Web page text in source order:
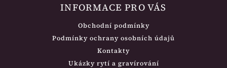
INFORMACE PRO VÁS
Obchodní podmínky
Podmínky ochrany osobních údajů
Kontakty
Ukázky rytí a gravírování